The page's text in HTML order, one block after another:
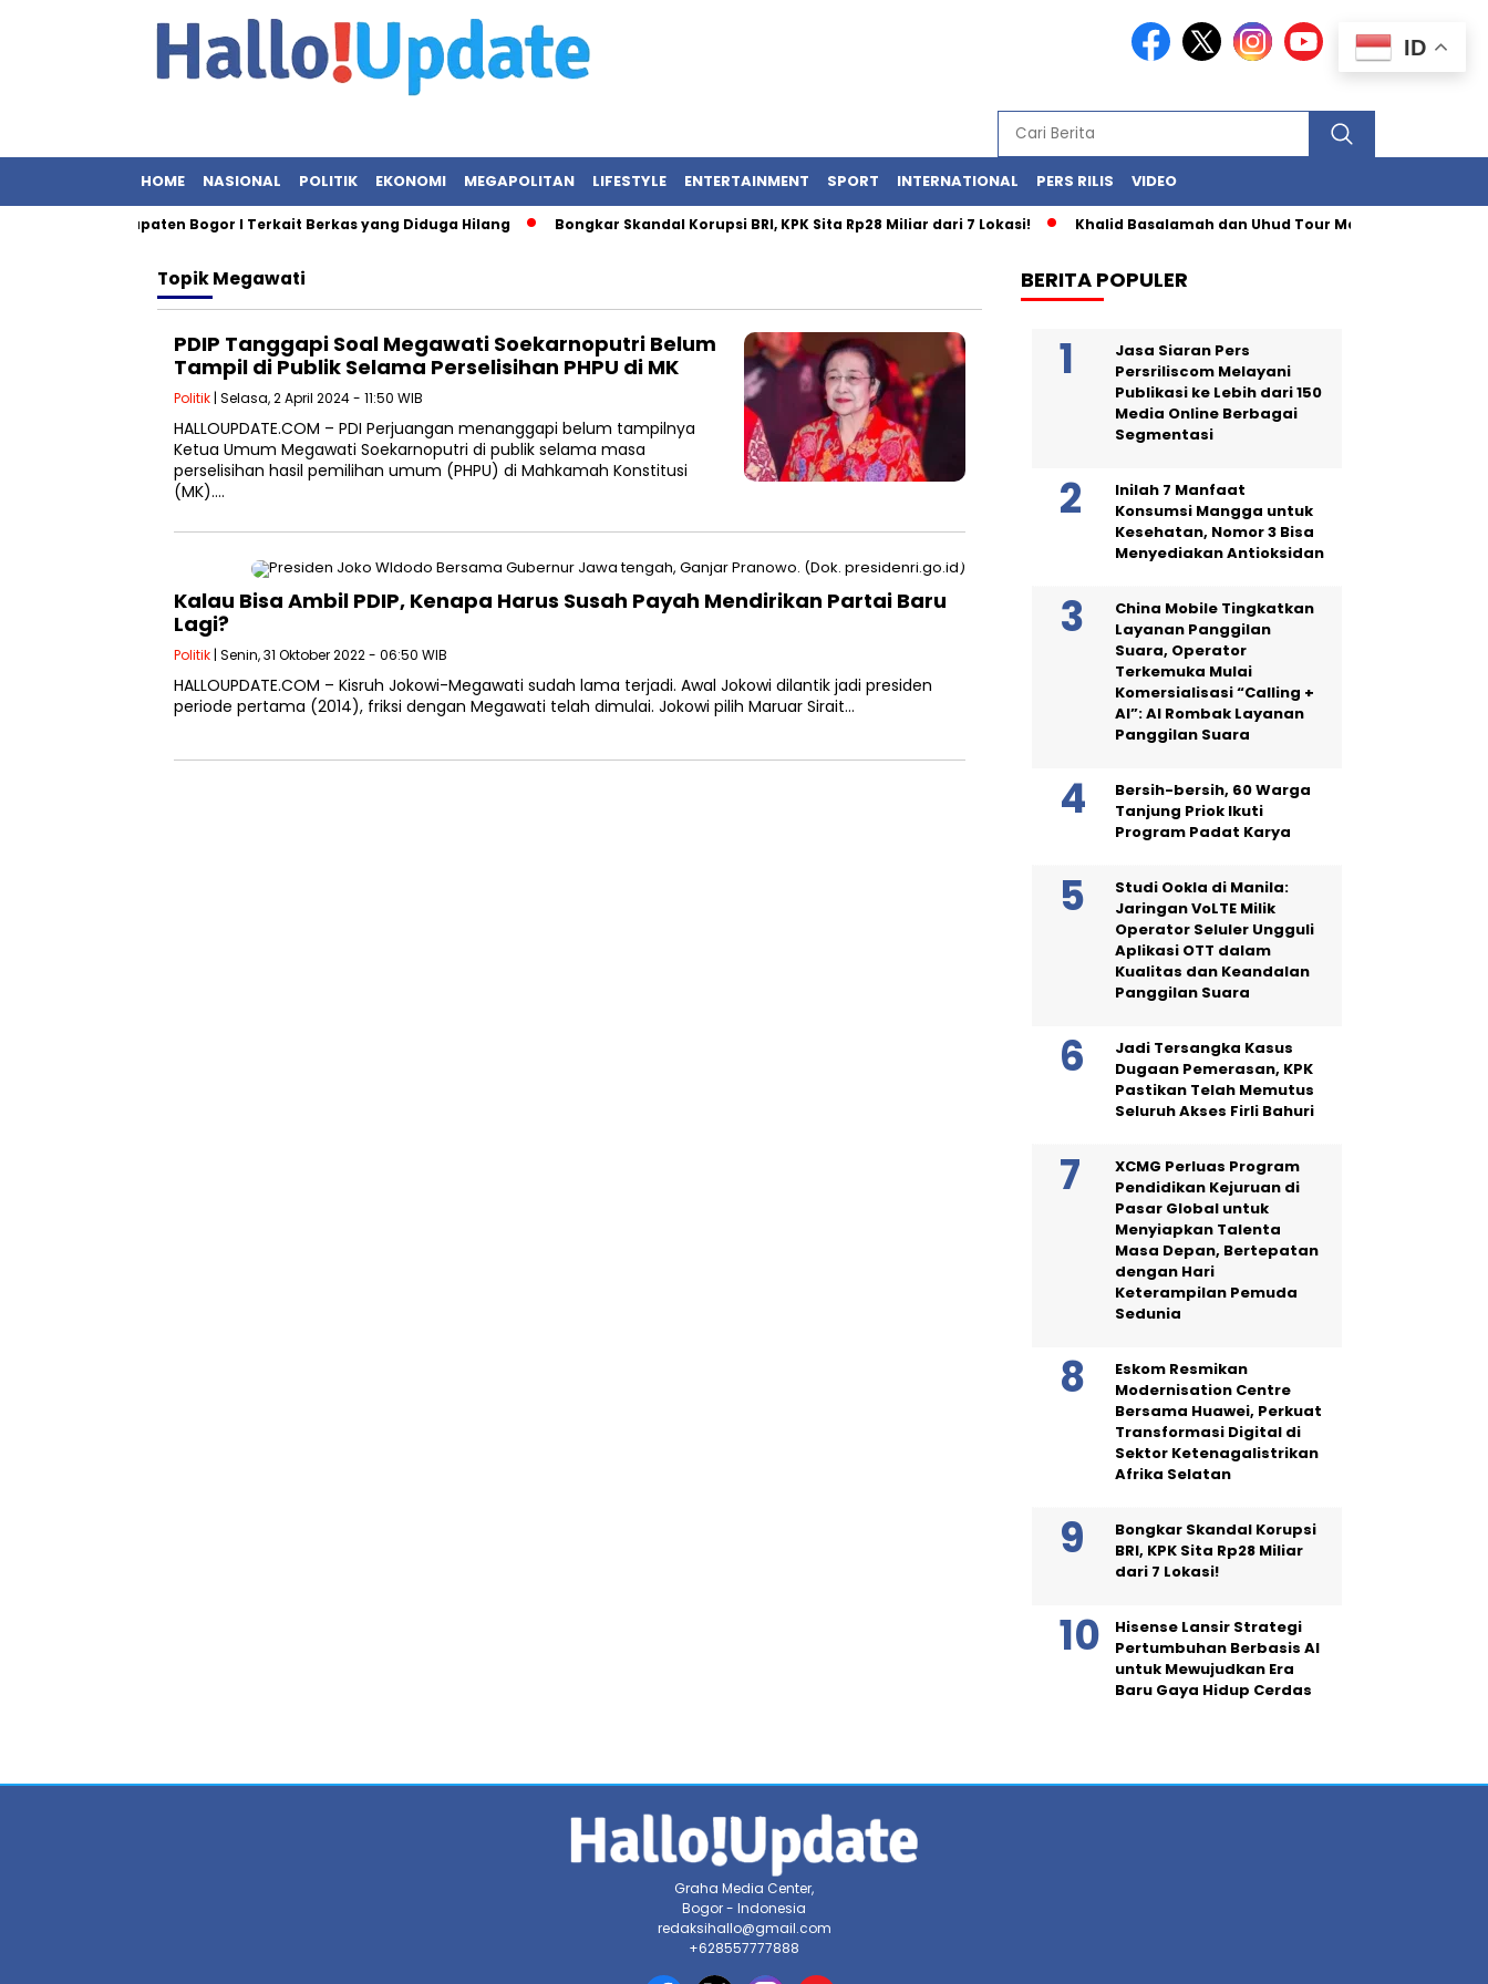
HOME NASIONAL POLITIK EKONOMI MEGAPOLITAN LIFESTYLE ENTERTAINMENT SPORT INTERNATIONAL PERS RILIS VIDEO
Kantah Kabupaten Bogor I Terkait Berkas yang Diduga Hilang Bongkar Skandal Korupsi BRI, KPK Sita Rp28 Miliar dari 7 Lokasi! Khalid Basalamah dan Uhud Tour Masuk Radar KPK
TopikMegawati
PDIP Tanggapi Soal Megawati Soekarnoputri Belum
Tampil di Publik Selama Perselisihan PHPU di MK
Politik | Selasa, 2 April 2024 - 11:50 WIB
HALLOUPDATE.COM – PDI Perjuangan menanggapi belum tampilnya
Ketua Umum Megawati Soekarnoputri di publik selama masa
perselisihan hasil pemilihan umum (PHPU) di Mahkamah Konstitusi
(MK)….
Kalau Bisa Ambil PDIP, Kenapa Harus Susah Payah Mendirikan Partai Baru
Lagi?
Politik | Senin, 31 Oktober 2022 - 06:50 WIB
HALLOUPDATE.COM – Kisruh Jokowi-Megawati sudah lama terjadi. Awal Jokowi dilantik jadi presiden
periode pertama (2014), friksi dengan Megawati telah dimulai. Jokowi pilih Maruar Sirait…
BERITA POPULER
Jasa Siaran Pers
Persriliscom Melayani
Publikasi ke Lebih dari 150
Media Online Berbagai
Segmentasi
Inilah 7 Manfaat
Konsumsi Mangga untuk
Kesehatan, Nomor 3 Bisa
Menyediakan Antioksidan
China Mobile Tingkatkan
Layanan Panggilan
Suara, Operator
Terkemuka Mulai
Komersialisasi “Calling +
AI”: AI Rombak Layanan
Panggilan Suara
Bersih-bersih, 60 Warga
Tanjung Priok Ikuti
Program Padat Karya
Studi Ookla di Manila:
Jaringan VoLTE Milik
Operator Seluler Ungguli
Aplikasi OTT dalam
Kualitas dan Keandalan
Panggilan Suara
Jadi Tersangka Kasus
Dugaan Pemerasan, KPK
Pastikan Telah Memutus
Seluruh Akses Firli Bahuri
XCMG Perluas Program
Pendidikan Kejuruan di
Pasar Global untuk
Menyiapkan Talenta
Masa Depan, Bertepatan
dengan Hari
Keterampilan Pemuda
Sedunia
Eskom Resmikan
Modernisation Centre
Bersama Huawei, Perkuat
Transformasi Digital di
Sektor Ketenagalistrikan
Afrika Selatan
Bongkar Skandal Korupsi
BRI, KPK Sita Rp28 Miliar
dari 7 Lokasi!
Hisense Lansir Strategi
Pertumbuhan Berbasis AI
untuk Mewujudkan Era
Baru Gaya Hidup Cerdas
ID
Graha Media Center,
Bogor - Indonesia
redaksihallo@gmail.com
+628557777888